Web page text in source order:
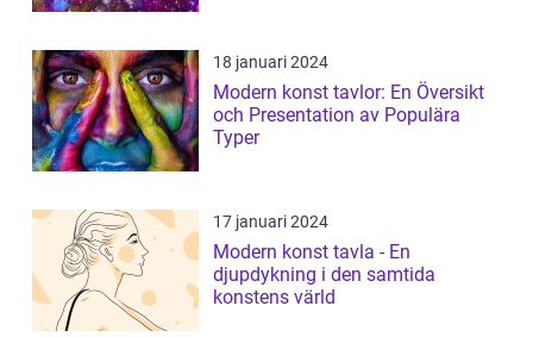
18 januari 2024
Modern konst tavlor: En Översikt
och Presentation av Populära
Typer
17 januari 2024
Modern konst tavla - En
djupdykning i den samtida
konstens värld